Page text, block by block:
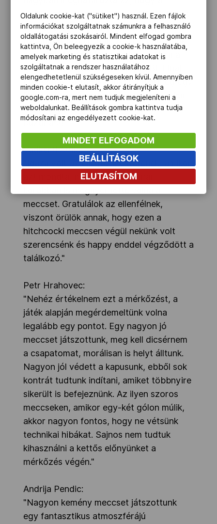
kiállításokat ki hogyan használta ki, illetve
vészelte át. A végjátékban Dobojban
hasonló helyzetben ikszekre mentettünk
meccseket, most hasonló helyzetben a
győzelmet vívtuk ki. Néhányan BL Final
Fourosnak tartanak minket, ettől még egy
kicsit messze vagyunk. Fontos győzelem
volt, köszönöm a közönségnek a
buzdítást!"
Vadkerti Attila:
"Igaza volt az ellenfél mesterének, amikor
azt mondta, mindkét csapat már
meccset. Gratulálok az ellenfélnek,
viszont örülök annak, hogy ezen a
hitchcocki meccsen végül nekünk volt
szerencsénk és happy enddel végződött a
találkozó."
Petr Hrahovec:
"Nehéz értékelnem ezt a mérkőzést, a
játék alapján megérdemeltünk volna
legalább egy pontot. Egy nagyon jó
meccset játszottunk, meg kell dicsérnem
a csapatomat, morálisan is helyt álltunk.
Nagyon jól védett a kapusunk, ebből sok
kontrát tudtunk indítani, amiket többnyire
sikerült is befejeznünk. Az ilyen szoros
meccseken, amikor egy-két gólon múlik,
akkor nagyon fontos, hogy ne vétsünk
technikai hibákat. Sajnos nem tudtuk
kihasználni a kettős előnyünket a
mérkőzés végén."
Andrija Pendic:
"Nagyon kemény meccset játszottunk
egy fantasztikus atmoszférájú
Oldalunk cookie-kat ("sütiket") használ. Ezen fájlok
információkat szolgáltatnak számunkra a felhasználó
oldallátogatási szokásairól. Mindent elfogad gombra
kattintva, Ön beleegyezik a cookie-k használatába,
amelyek marketing és statisztikai adatokat is
szolgáltatnak a rendszer használatához
elengedhetetlenül szükségeseken kívül. Amennyiben
minden cookie-t elutasít, akkor átirányítjuk a
google.com-ra, mert nem tudjuk megjeleníteni a
weboldalunkat. Beállítások gombra kattintva tudja
módosítani az engedélyezett cookie-kat.
MINDET ELFOGADOM
BEÁLLÍTÁSOK
ELUTASÍTOM